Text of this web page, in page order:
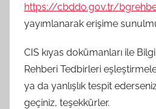
https://cbddo.gov.tr/
yayımlanarak erişime
CIS kıyas dokümanları ile
Rehberi Tedbirleri
ya da yanlışlık tespit
geçiniz, teşekkürler.